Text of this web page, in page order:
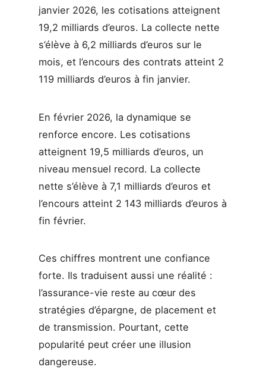
janvier 2026, les cotisations atteignent
19,2 milliards d’euros. La collecte nette
s’élève à 6,2 milliards d’euros sur le
mois, et l’encours des contrats atteint 2
119 milliards d’euros à fin janvier.
En février 2026, la dynamique se
renforce encore. Les cotisations
atteignent 19,5 milliards d’euros, un
niveau mensuel record. La collecte
nette s’élève à 7,1 milliards d’euros et
l’encours atteint 2 143 milliards d’euros à
fin février.
Ces chiffres montrent une confiance
forte. Ils traduisent aussi une réalité :
l’assurance-vie reste au cœur des
stratégies d’épargne, de placement et
de transmission. Pourtant, cette
popularité peut créer une illusion
dangereuse.